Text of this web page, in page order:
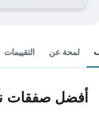
لمحة عن التقييمات
أفضل صفقات